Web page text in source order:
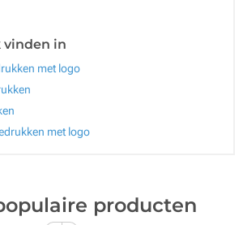
vinden in
met logo
met logo
producten